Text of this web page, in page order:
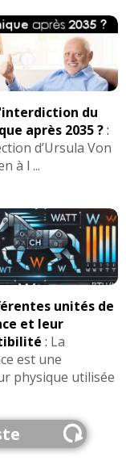
du
après 2035 ?:
d’Ursula Von
à l ...
unités de
et leur
: La
est une
physique utilisée